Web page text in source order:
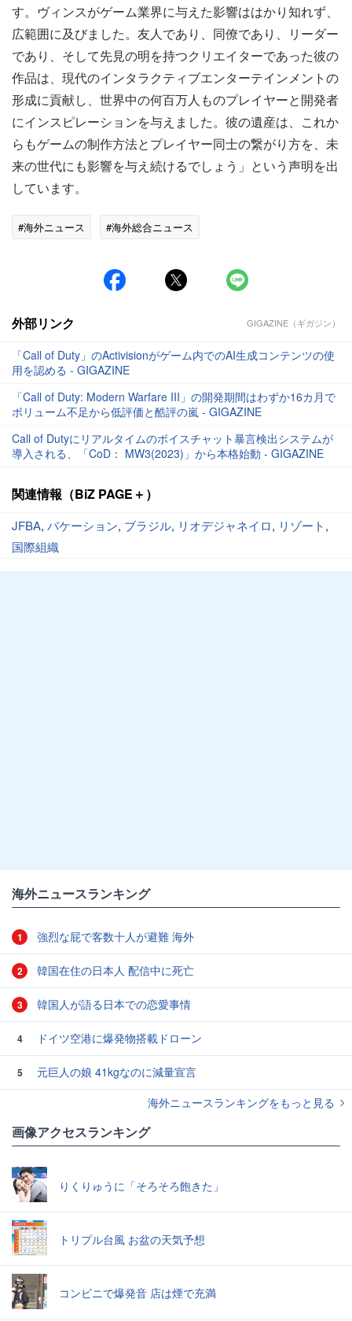
す。ヴィンスがゲーム業界に与えた影響ははかり知れず、
広範囲に及びました。友人であり、同僚であり、リーダー
であり、そして先見の明を持つクリエイターであった彼の
作品は、現代のインタラクティブエンターテインメントの
形成に貢献し、世界中の何百万人ものプレイヤーと開発者
にインスピレーションを与えました。彼の遺産は、これか
らもゲームの制作方法とプレイヤー同士の繋がり方を、未
来の世代にも影響を与え続けるでしょう」という声明を出
しています。
#海外ニュース #海外総合ニュース
外部リンク GIGAZINE（ギガジン）
「Call of Duty」のActivisionがゲーム内でのAI生成コンテンツの使
用を認める - GIGAZINE
「Call of Duty: Modern Warfare III」の開発期間はわずか16カ月で
ボリューム不足から低評価と酷評の嵐 - GIGAZINE
Call of Dutyにリアルタイムのボイスチャット暴言検出システムが
導入される、「CoD： MW3(2023)」から本格始動 - GIGAZINE
関連情報（BiZ PAGE＋）
JFBA, バケーション, ブラジル, リオデジャネイロ, リゾート,
国際組織
海外ニュースランキング
1 強烈な屁で客数十人が避難 海外
2 韓国在住の日本人 配信中に死亡
3 韓国人が語る日本での恋愛事情
4 ドイツ空港に爆発物搭載ドローン
5
元巨人の娘 41kgなのに減量宣言
海外ニュースランキングをもっと見る
画像アクセスランキング
りくりゅうに「そろそろ飽きた」
トリプル台風 お盆の天気予想
コンビニで爆発音 店は煙で充満